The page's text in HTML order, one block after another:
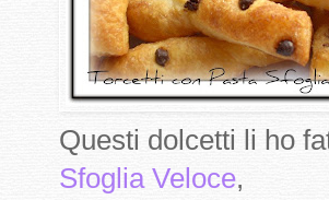
Questi dolcetti li ho
Sfoglia Veloce,